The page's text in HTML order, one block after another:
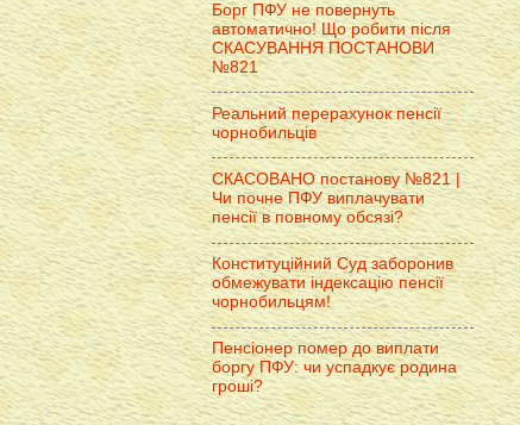
Борг ПФУ не повернуть
автоматично! Що робити після
СКАСУВАННЯ ПОСТАНОВИ
№821
Реальний перерахунок пенсії
чорнобильців
СКАСОВАНО постанову №821 |
Чи почне ПФУ виплачувати
пенсії в повному обсязі?
Конституційний Суд заборонив
обмежувати індексацію пенсії
чорнобильцям!
Пенсіонер помер до виплати
боргу ПФУ: чи успадкує родина
гроші?